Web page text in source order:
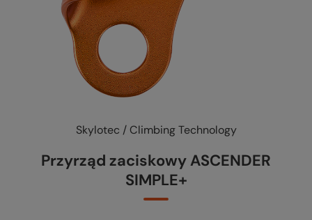
Skylotec / Climbing Technology
Przyrząd zaciskowy ASCENDER
SIMPLE+